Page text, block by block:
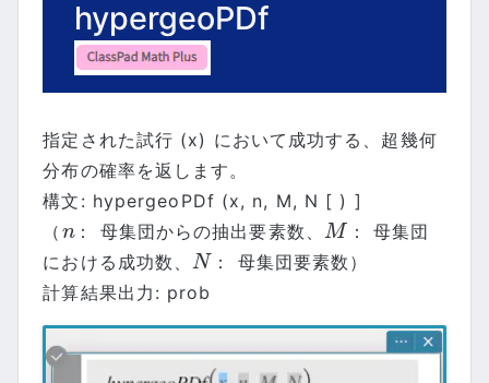
hypergeoPDf
指定された試行 (x) において成功する、超幾何
分布の確率を返します。
構文: hypergeoPDf (x, n, M, N [ ) ]
（ n
n： 母集団からの抽出要素数、 M
M
： 母集団
における成功数、N
N
： 母集団要素数）
計算結果出力: prob